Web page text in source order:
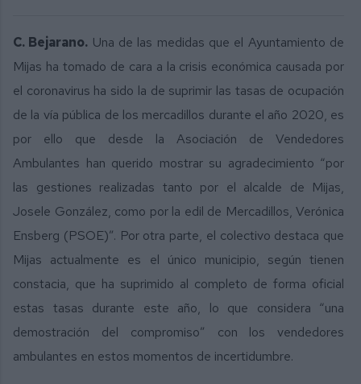
C. Bejarano. Una de las medidas que el Ayuntamiento de
Mijas ha tomado de cara a la crisis económica causada por
el coronavirus ha sido la de suprimir las tasas de ocupación
de la vía pública de los mercadillos durante el año 2020, es
por ello que desde la Asociación de Vendedores
Ambulantes han querido mostrar su agradecimiento “por
las gestiones realizadas tanto por el alcalde de Mijas,
Josele González, como por la edil de Mercadillos, Verónica
Ensberg (PSOE)”. Por otra parte, el colectivo destaca que
Mijas actualmente es el único municipio, según tienen
constacia, que ha suprimido al completo de forma oficial
estas tasas durante este año, lo que considera “una
demostración del compromiso” con los vendedores
ambulantes en estos momentos de incertidumbre.